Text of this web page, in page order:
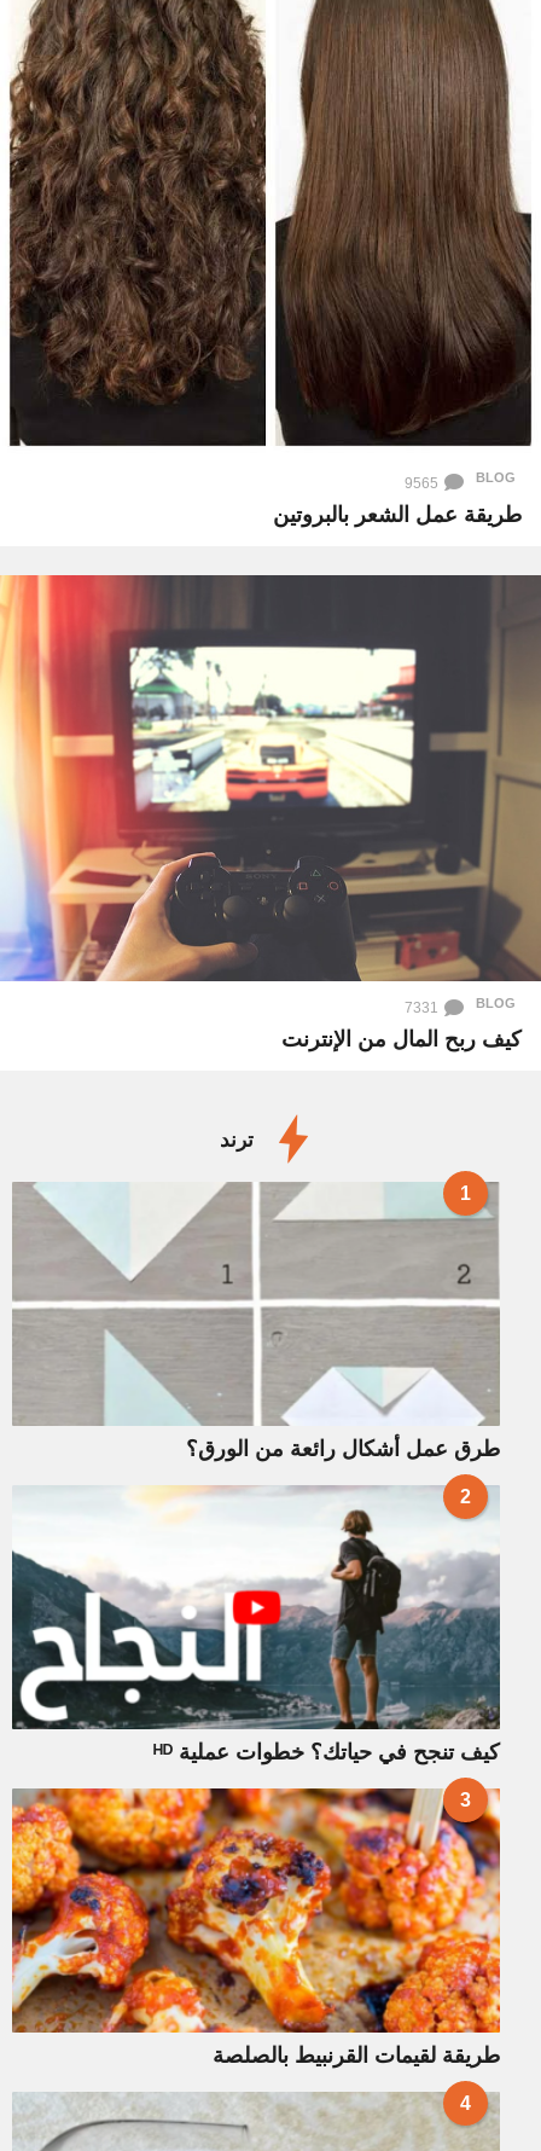
BLOG
9565
طريقة عمل الشعر بالبروتين
BLOG
7331
كيف ربح المال من الإنترنت
ترند
1
طرق عمل أشكال رائعة من الورق؟
2
كيف تنجح في حياتك؟ خطوات عملية ᴴᴰ
3
طريقة لقيمات القرنبيط بالصلصة
4